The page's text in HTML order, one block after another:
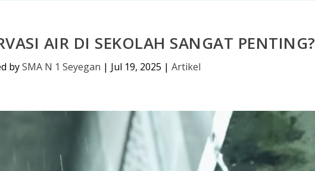
AIR DI SEKOLAH SANGAT PENTING?
bySMA N 1 Seyegan | Jul 19, 2025 | Artikel